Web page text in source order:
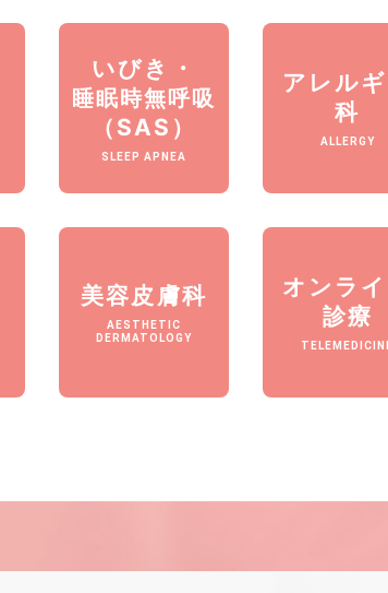
いびき・
睡眠時無呼吸
（SAS）
SLEEP APNEA
アレル
科
ALLERGY
美容皮膚科
AESTHETIC
DERMATOLOGY
オンラ
診療